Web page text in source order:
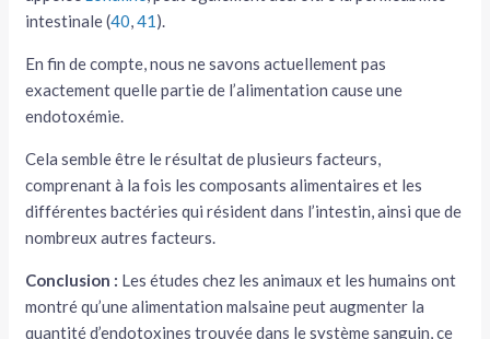
intestinale (40,41).
En fin de compte, nous ne savons actuellement pas
exactement quelle partie de l’alimentation cause une
endotoxémie.
Cela semble être le résultat de plusieurs facteurs,
comprenant à la fois les composants alimentaires et les
différentes bactéries qui résident dans l’intestin, ainsi que de
nombreux autres facteurs.
Conclusion : Les études chez les animaux et les humains ont
montré qu’une alimentation malsaine peut augmenter la
quantité d’endotoxines trouvée dans le système sanguin, ce